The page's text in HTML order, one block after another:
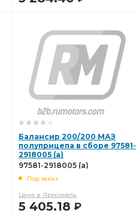
Балансир 200/200 МАЗ
полуприцепа в сборе 97581-
2918005 (а)
97581-2918005 (а)
Под заказ
Цена в Ярославль
5 405.18 Р